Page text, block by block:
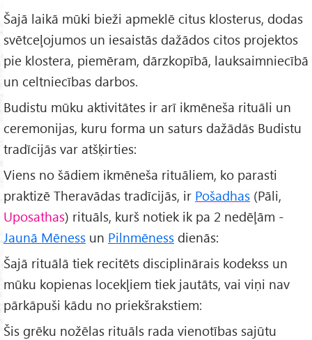
Šajā laikā mūki bieži apmeklē citus klosterus, dodas
svētceļojumos un iesaistās dažādos citos projektos
pie klostera, piemēram, dārzkopībā, lauksaimniecībā
un celtniecības darbos.
Budistu mūku aktivitātes ir arī ikmēneša rituāli un
ceremonijas, kuru forma un saturs dažādās Budistu
tradīcijās var atšķirties:
Viens no šādiem ikmēneša rituāliem, ko parasti
praktizē Theravādas tradīcijās, ir Pošadhas (Pāli,
Uposathas) rituāls, kurš notiek ik pa 2 nedēļām -
Jaunā Mēness un Pilnmēness dienās:
Šajā rituālā tiek recitēts disciplinārais kodekss un
mūku kopienas locekļiem tiek jautāts, vai viņi nav
pārkāpuši kādu no priekšrakstiem:
Šis grēku nožēlas rituāls rada vienotības sajūtu